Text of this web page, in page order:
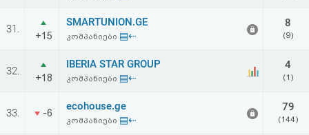
31.
+15
SMARTUNION.GE
კომპანიები ▤⇠
8
(9)
32.
+18
IBERIA STAR GROUP
კომპანიები ▤⇠
4
(1)
33. -6
ecohouse.ge
კომპანიები ▤⇠
79
(144)